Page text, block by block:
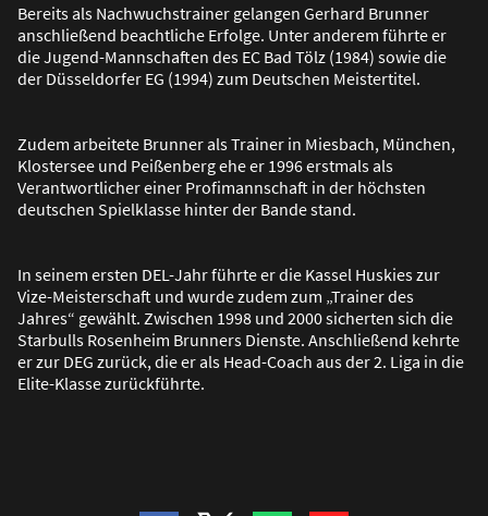
Bereits als Nachwuchstrainer gelangen Gerhard Brunner
anschließend beachtliche Erfolge. Unter anderem führte er
die Jugend-Mannschaften des EC Bad Tölz (1984) sowie die
der Düsseldorfer EG (1994) zum Deutschen Meistertitel.
Zudem arbeitete Brunner als Trainer in Miesbach, München,
Klostersee und Peißenberg ehe er 1996 erstmals als
Verantwortlicher einer Profimannschaft in der höchsten
deutschen Spielklasse hinter der Bande stand.
In seinem ersten DEL-Jahr führte er die Kassel Huskies zur
Vize-Meisterschaft und wurde zudem zum „Trainer des
Jahres“ gewählt. Zwischen 1998 und 2000 sicherten sich die
Starbulls Rosenheim Brunners Dienste. Anschließend kehrte
er zur DEG zurück, die er als Head-Coach aus der 2. Liga in die
Elite-Klasse zurückführte.